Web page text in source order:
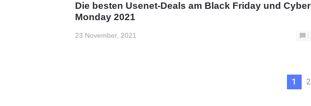
Die besten Usenet-Deals am Black Friday und Cyber
Monday 2021
23 November, 2021
1 2